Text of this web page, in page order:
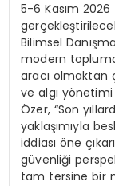
5-6 Kasım
Bilimsel
modern
aracı olmaktan
ve algı
Özer, “Son
yaklaşımıyla
iddiası öne
güvenliği
tam tersine bir